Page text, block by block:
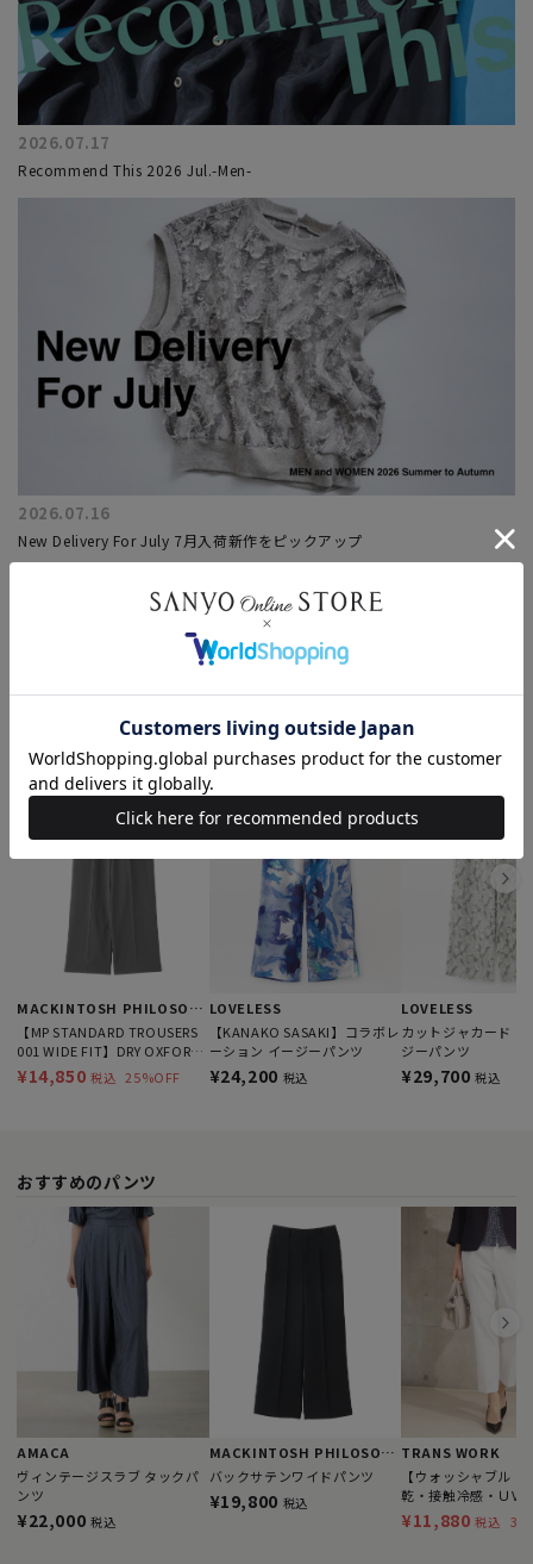
2026.07.17
Recommend This 2026 Jul.-Men-
2026.07.16
New Delivery For July 7月入荷新作をピックアップ
もっと見る
このアイテムを見た人はこんなアイテムも見ています
MACKINTOSH PHILOSOPHY
【MP STANDARD TROUSERS
001 WIDE FIT】DRY OXFORD
製
¥14,850 税込 25%OFF
LOVELESS
【KANAKO SASAKI】コラボレ
ーション イージーパンツ
¥24,200 税込
LOVELESS
カットジャカード シ
ジーパンツ
¥29,700 税込
おすすめのパンツ
AMACA
ヴィンテージスラブ タックパ
ンツ
¥22,000 税込
MACKINTOSH PHILOSOPHY
バックサテンワイドパンツ
¥19,800 税込
TRANS WORK
【ウォッシャブル・
乾・接触冷感・ＵV
ドライオックスパン
¥11,880 税込